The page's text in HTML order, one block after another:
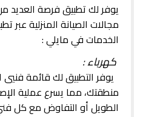
يوفر لك تطبيق فرصة العديد
مجالات الصيانة المنزلية عبر
الخدمات في مايلي :
كهرباء :
يوفر التطبيق لك قائمة
منطقتك، مما يسرع عملية
الطويل أو التفاوض مع كل